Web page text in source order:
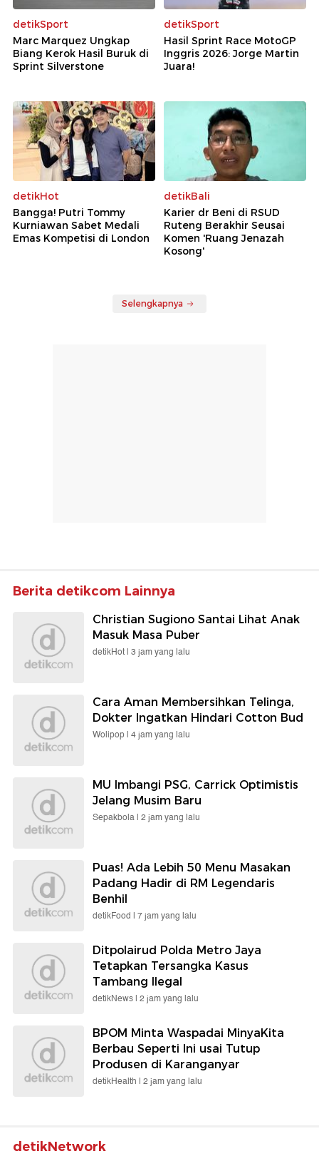
detikSport
Marc Marquez Ungkap
Biang Kerok Hasil Buruk di
Sprint Silverstone
detikSport
Hasil Sprint Race MotoGP
Inggris 2026: Jorge Martin
Juara!
detikHot
Bangga! Putri Tommy
Kurniawan Sabet Medali
Emas Kompetisi di London
detikBali
Karier dr Beni di RSUD
Ruteng Berakhir Seusai
Komen 'Ruang Jenazah
Kosong'
Selengkapnya
Berita detikcom Lainnya
Christian Sugiono Santai Lihat Anak
Masuk Masa Puber
detikHot | 3 jam yang lalu
Cara Aman Membersihkan Telinga,
Dokter Ingatkan Hindari Cotton Bud
Wolipop | 4 jam yang lalu
MU Imbangi PSG, Carrick Optimistis
Jelang Musim Baru
Sepakbola | 2 jam yang lalu
Puas! Ada Lebih 50 Menu Masakan
Padang Hadir di RM Legendaris
Benhil
detikFood | 7 jam yang lalu
Ditpolairud Polda Metro Jaya
Tetapkan Tersangka Kasus
Tambang Ilegal
detikNews | 2 jam yang lalu
BPOM Minta Waspadai MinyaKita
Berbau Seperti Ini usai Tutup
Produsen di Karanganyar
detikHealth | 2 jam yang lalu
detikNetwork